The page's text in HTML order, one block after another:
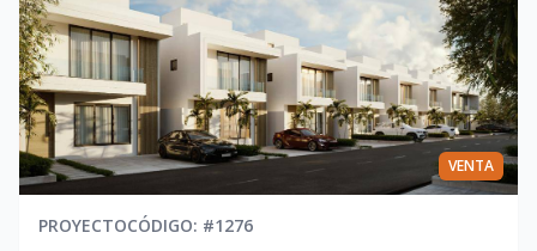
VENTA
PROYECTOCÓDIGO: #1276